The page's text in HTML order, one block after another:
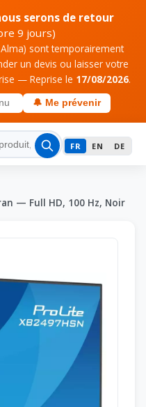
serons de retour
9 jours)
sont temporairement
un devis ou laisser votre
— Reprise le 17/08/2026.
🔔 Me prévenir
FR EN DE
— Full HD, 100 Hz, Noir